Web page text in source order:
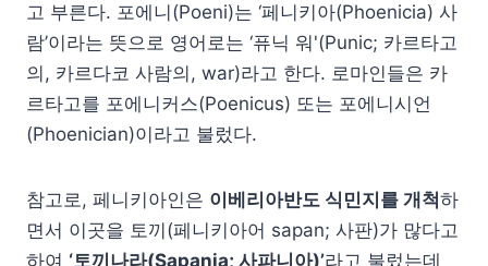
고 부른다. 포에니(Poeni)는 ‘페니키아(Phoenicia) 사
람’이라는 뜻으로 영어로는 ‘퓨닉 워'(Punic; 카르타고
의, 카르다코 사람의, war)라고 한다. 로마인들은 카
르타고를 포에니커스(Poenicus) 또는 포에니시언
(Phoenician)이라고 불렀다.
참고로, 페니키아인은 이베리아반도 식민지를 개척하
면서 이곳을 토끼(페니키아어 sapan; 사판)가 많다고
하여 ‘토끼나라(Sapania; 사파니아)’라고 불렀는데